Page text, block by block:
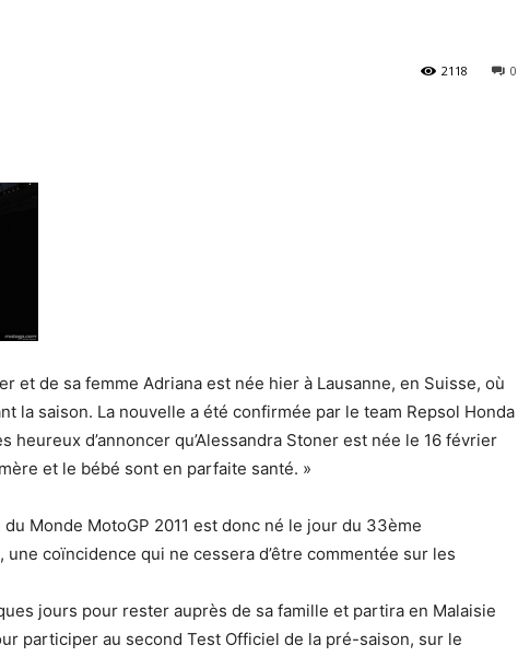
0
2118
et de sa femme Adriana est née hier à Lausanne, en Suisse, où
la saison. La nouvelle a été confirmée par le team Repsol Honda
heureux d’annoncer qu’Alessandra Stoner est née le 16 février
et le bébé sont en parfaite santé. »
Monde MotoGP 2011 est donc né le jour du 33ème
coïncidence qui ne cessera d’être commentée sur les
jours pour rester auprès de sa famille et partira en Malaisie
participer au second Test Officiel de la pré-saison, sur le